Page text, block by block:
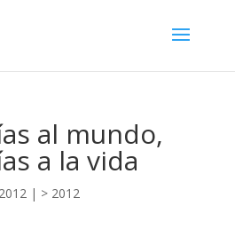
al mundo,
a la vida
| > 2012